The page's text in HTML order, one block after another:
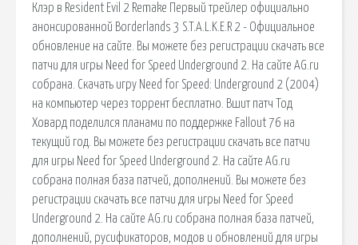
Клэр в Resident Evil 2 Remake Первый трейлер официально
анонсированной Borderlands 3 S.T.A.L.K.E.R 2 - Официальное
обновление на сайте. Вы можете без регистрации скачать все
патчи для игры Need for Speed Underground 2. На сайте AG.ru
собрана. Скачать игру Need for Speed: Underground 2 (2004)
на компьютер через торрент бесплатно. Вшит патч Тод
Ховард поделился планами по поддержке Fallout 76 на
текущий год. Вы можете без регистрации скачать все патчи
для игры Need for Speed Underground 2. На сайте AG.ru
собрана полная база патчей, дополнений. Вы можете без
регистрации скачать все патчи для игры Need for Speed
Underground 2. На сайте AG.ru собрана полная база патчей,
дополнений, русификаторов, модов и обновлений для игры